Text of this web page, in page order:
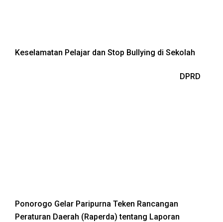
Keselamatan Pelajar dan Stop Bullying di Sekolah
DPRD
Ponorogo Gelar Paripurna Teken Rancangan
Peraturan Daerah (Raperda) tentang Laporan